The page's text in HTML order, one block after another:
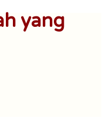
yang